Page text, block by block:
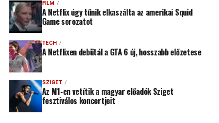
FILM
A Netflix úgy tűnik elkaszálta az amerikai Squid
Game sorozatot
TECH
A Netflixen debütál a GTA 6 új, hosszabb előzetese
SZIGET
Az M1-en vetítik a magyar előadók Sziget
fesztiválos koncertjeit